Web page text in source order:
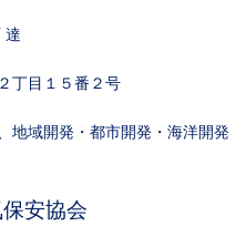
達
丁目１５番２号
地域開発・都市開発・海洋開発
安協会